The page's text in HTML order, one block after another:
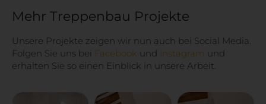
Mehr Treppenbau Projekte
Unsere Projekte zeigen wir nun auch bei Social Media.
Folgen Sie uns bei Facebook und Instagram und
erhalten Sie so einen Einblick in unsere Arbeit.